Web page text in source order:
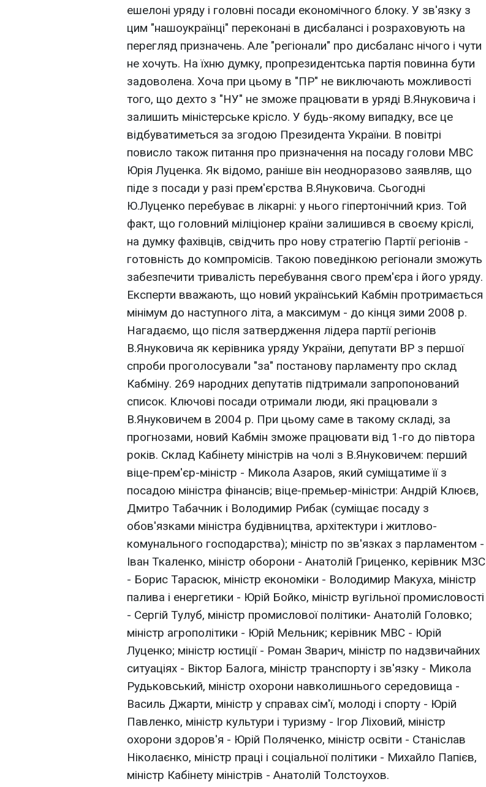
ешелоні уряду і головні посади економічного блоку. У зв'язку з
цим "нашоукраїнці" переконані в дисбалансі і розраховують на
перегляд призначень. Але "регіонали" про дисбаланс нічого і чути
не хочуть. На їхню думку, пропрезидентська партія повинна бути
задоволена. Хоча при цьому в "ПР" не виключають можливості
того, що дехто з "НУ" не зможе працювати в уряді В.Януковича і
залишить міністерське крісло. У будь-якому випадку, все це
відбуватиметься за згодою Президента України. В повітрі
повисло також питання про призначення на посаду голови МВС
Юрія Луценка. Як відомо, раніше він неодноразово заявляв, що
піде з посади у разі прем'єрства В.Януковича. Сьогодні
Ю.Луценко перебуває в лікарні: у нього гіпертонічний криз. Той
факт, що головний міліціонер країни залишився в своєму кріслі,
на думку фахівців, свідчить про нову стратегію Партії регіонів -
готовність до компромісів. Такою поведінкою регіонали зможуть
забезпечити тривалість перебування свого прем'єра і його уряду.
Експерти вважають, що новий український Кабмін протримається
мінімум до наступного літа, а максимум - до кінця зими 2008 р.
Нагадаємо, що після затвердження лідера партії регіонів
В.Януковича як керівника уряду України, депутати ВР з першої
спроби проголосували "за" постанову парламенту про склад
Кабміну. 269 народних депутатів підтримали запропонований
список. Ключові посади отримали люди, які працювали з
В.Януковичем в 2004 р. При цьому саме в такому складі, за
прогнозами, новий Кабмін зможе працювати від 1-го до півтора
років. Склад Кабінету міністрів на чолі з В.Януковичем: перший
віце-прем'єр-міністр - Микола Азаров, який суміщатиме її з
посадою міністра фінансів; віце-премьер-міністри: Андрій Клюєв,
Дмитро Табачник і Володимир Рибак (суміщає посаду з
обов'язками міністра будівництва, архітектури і житлово-
комунального господарства); міністр по зв'язках з парламентом -
Іван Ткаленко, міністр оборони - Анатолій Гриценко, керівник МЗС
- Борис Тарасюк, міністр економіки - Володимир Макуха, міністр
палива і енергетики - Юрій Бойко, міністр вугільної промисловості
- Сергій Тулуб, міністр промислової політики- Анатолій Головко;
міністр агрополітики - Юрій Мельник; керівник МВС - Юрій
Луценко; міністр юстиції - Роман Зварич, міністр по надзвичайних
ситуаціях - Віктор Балога, міністр транспорту і зв'язку - Микола
Рудьковський, міністр охорони навколишнього середовища -
Василь Джарти, міністр у справах сім'ї, молоді і спорту - Юрій
Павленко, міністр культури і туризму - Ігор Ліховий, міністр
охорони здоров'я - Юрій Поляченко, міністр освіти - Станіслав
Ніколаєнко, міністр праці і соціальної політики - Михайло Папієв,
міністр Кабінету міністрів - Анатолій Толстоухов.